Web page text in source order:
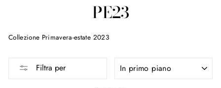
PE23
Collezione Primavera-estate 2023
Filtra per
PER